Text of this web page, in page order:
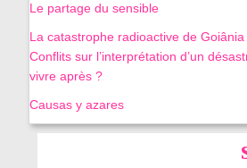
Le partage du sensible
La catastrophe radioactive de Goiânia
Conflits sur l’interprétation d’un
vivre après ?
Causas y azares